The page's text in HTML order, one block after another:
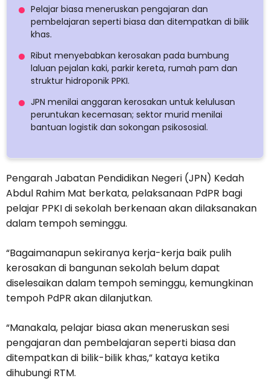
Pelajar biasa meneruskan pengajaran dan
pembelajaran seperti biasa dan ditempatkan di bilik
khas.
Ribut menyebabkan kerosakan pada bumbung
laluan pejalan kaki, parkir kereta, rumah pam dan
struktur hidroponik PPKI.
JPN menilai anggaran kerosakan untuk kelulusan
peruntukan kecemasan; sektor murid menilai
bantuan logistik dan sokongan psikososial.
Pengarah Jabatan Pendidikan Negeri (JPN) Kedah
Abdul Rahim Mat berkata, pelaksanaan PdPR bagi
pelajar PPKI di sekolah berkenaan akan dilaksanakan
dalam tempoh seminggu.
“Bagaimanapun sekiranya kerja-kerja baik pulih
kerosakan di bangunan sekolah belum dapat
diselesaikan dalam tempoh seminggu, kemungkinan
tempoh PdPR akan dilanjutkan.
“Manakala, pelajar biasa akan meneruskan sesi
pengajaran dan pembelajaran seperti biasa dan
ditempatkan di bilik-bilik khas,” kataya ketika
dihubungi RTM.